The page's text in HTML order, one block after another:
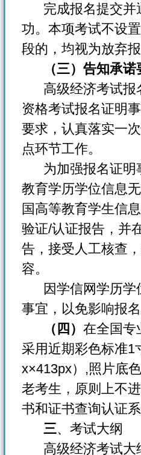
完成报名提交
功。本项考试不设
段的，均视为放弃报
（三）告知承诺
高级经济考试
资格考试报名证明
要求，认真落实一
点环节工作。
为加强报名证
教育学历学位信息
国高等教育学生信
验证/认证报告，并
告，接受人工核查
容。
因学信网学历
事宜，以免影响报名
（四） 在全国专
采用近期彩色标准1
x×413px）,照片底
老考生，原则上不
书和证书查询认证系
三、考试大纲
高级经济考试大